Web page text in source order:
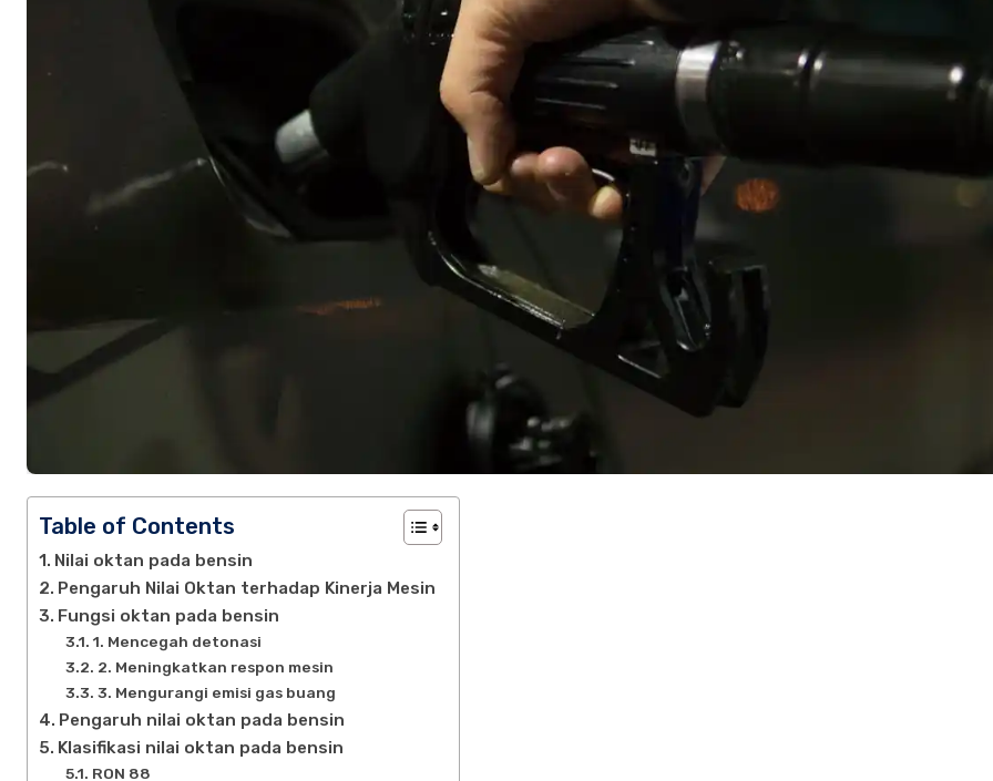
Table of Contents
Nilai oktan pada bensin
Pengaruh Nilai Oktan terhadap Kinerja Mesin
Fungsi oktan pada bensin
1. Mencegah detonasi
2. Meningkatkan respon mesin
3. Mengurangi emisi gas buang
Pengaruh nilai oktan pada bensin
Klasifikasi nilai oktan pada bensin
RON 88